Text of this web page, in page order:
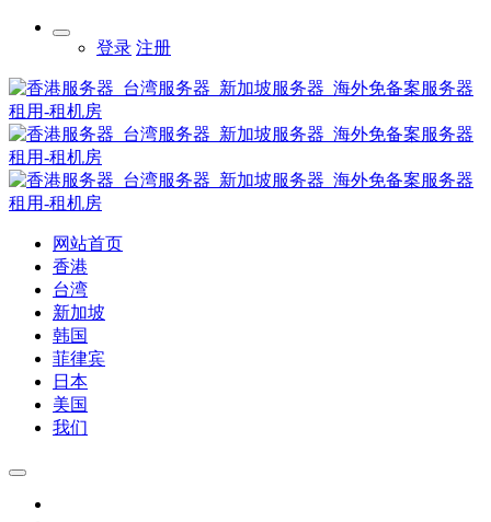
登录 注册
网站首页
香港
台湾
新加坡
韩国
菲律宾
日本
美国
我们